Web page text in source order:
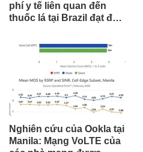
phí y tế liên quan đến
thuốc lá tại Brazil đạt đến
tòa án chuẩn bị ra phán
Nghiên cứu của Ookla tại
Manila: Mạng VoLTE của